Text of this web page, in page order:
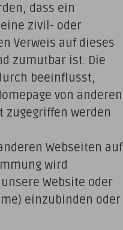
dass ein
zivil- oder
Verweis auf dieses
zumutbar ist. Die
beeinflusst,
von anderen
zugegriffen werden
Webseiten auf
wird
Website oder
einzubinden oder